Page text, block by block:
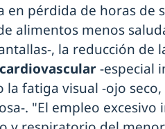
en pérdida de horas de
alimentos menos
, la reducción de
-especial
fatiga visual -ojo seco,
. "El empleo excesivo